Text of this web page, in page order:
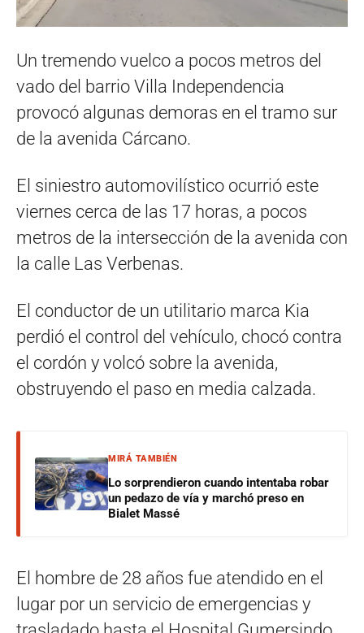
Un tremendo vuelco a pocos metros del
vado del barrio Villa Independencia
provocó algunas demoras en el tramo sur
de la avenida Cárcano.
El siniestro automovilístico ocurrió este
viernes cerca de las 17 horas, a pocos
metros de la intersección de la avenida con
la calle Las Verbenas.
El conductor de un utilitario marca Kia
perdió el control del vehículo, chocó contra
el cordón y volcó sobre la avenida,
obstruyendo el paso en media calzada.
MIRÁ TAMBIÉN
Lo sorprendieron cuando intentaba robar
un pedazo de vía y marchó preso en
Bialet Massé
El hombre de 28 años fue atendido en el
lugar por un servicio de emergencias y